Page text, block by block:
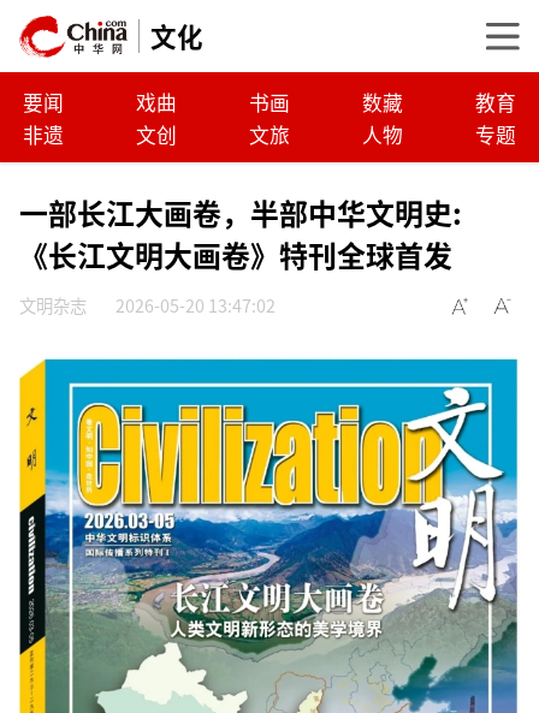
文化
要闻 戏曲 书画 数藏
教育
非遗
文创 文旅 人物 专题
一部长江大画卷，半部中华文明史:
《长江文明大画卷》特刊全球首发
文明杂志 2026-05-20 13:47:02